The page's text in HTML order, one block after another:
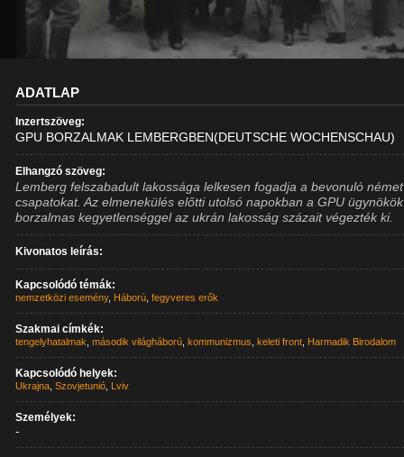
ADATLAP
Inzertszöveg:
GPU BORZALMAK LEMBERGBEN(DEUTSCHE WOCHENSCHAU)
Elhangzó szöveg:
Lemberg felszabadult lakossága lelkesen fogadja a bevonuló német
csapatokat. Az elmenekülés előtti utolsó napokban a GPU ügynökök
borzalmas kegyetlenséggel az ukrán lakosság százait végezték ki.
Kivonatos leírás:
Kapcsolódó témák:
nemzetközi esemény, Háború ,fegyveres erők
Szakmai címkék:
tengelyhatalmak ,második világháború ,kommunizmus ,keleti front Harmadik Birodalom
Kapcsolódó helyek:
Ukrajna ,Szovjetunió Lviv
Személyek:
-